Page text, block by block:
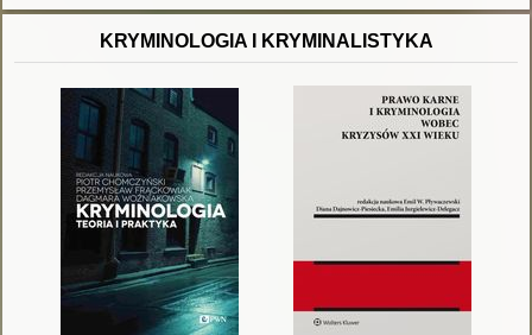
KRYMINOLOGIA I KRYMINALISTYKA